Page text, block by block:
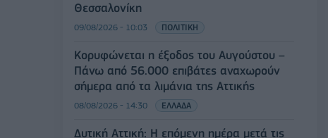
Θεσσαλονίκη
09/08/2026 - 10:03 ΠΟΛΙΤΙΚΗ
Κορυφώνεται η έξοδος του Αυγούστου –
Πάνω από 56.000 επιβάτες αναχωρούν
σήμερα από τα λιμάνια της Αττικής
08/08/2026 - 14:30 ΕΛΛΑΔΑ
Δυτική Αττική: Η επόμενη ημέρα μετά τις